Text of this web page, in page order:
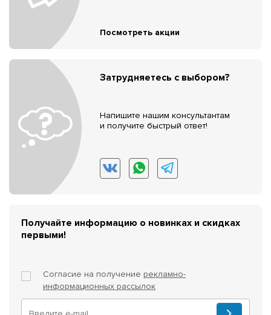
Посмотреть акции
Затрудняетесь с выбором?
Напишите нашим консультантам
и получите быстрый ответ!
Получайте информацию о новинках и скидках
первыми!
Согласие на получение рекламно-
информационных рассылок